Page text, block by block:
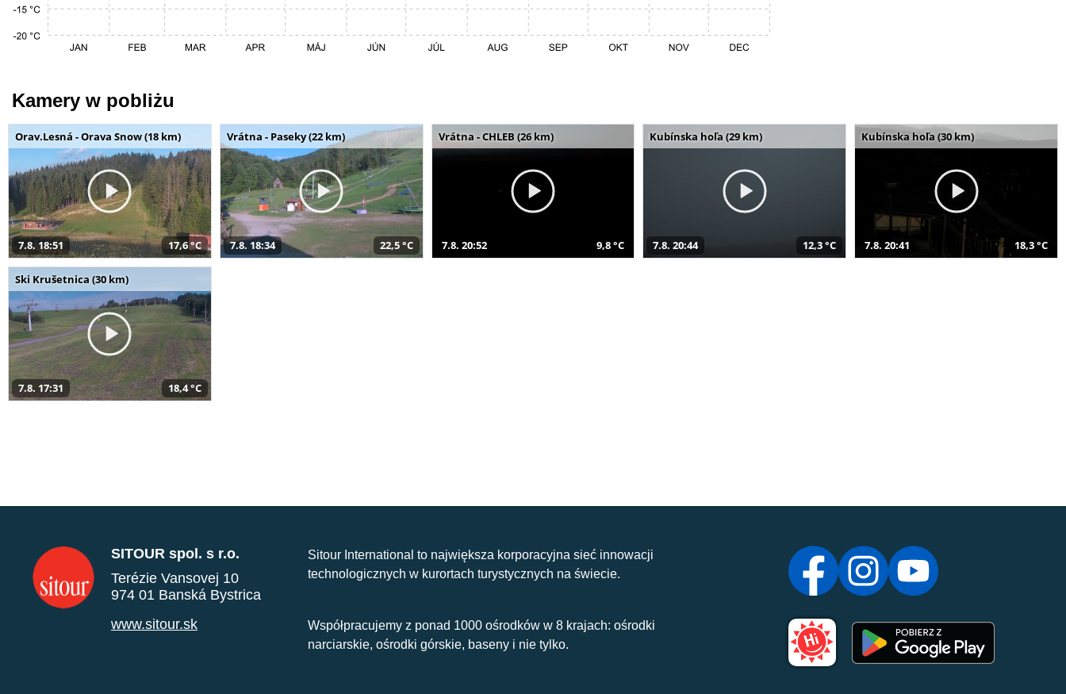
Kamery w pobliżu
Orav.Lesná - Orava Snow (18 km)
7.8. 18:51 17,6 °C
Vrátna - Paseky (22 km)
7.8. 18:34 22,5 °C
Vrátna - CHLEB (26 km)
7.8. 20:52 9,8 °C
Kubínska hoľa (29 km)
7.8. 20:44 12,3 °C
Kubínska hoľa (30 km)
7.8. 20:41 18,3 °C
Ski Krušetnica (30 km)
7.8. 17:31 18,4 °C
SITOUR spol. s r.o.
Terézie Vansovej 10
974 01 Banská Bystrica
www.sitour.sk
Sitour International to największa korporacyjna sieć innowacji
technologicznych w kurortach turystycznych na świecie.
Współpracujemy z ponad 1000 ośrodków w 8 krajach: ośrodki
narciarskie, ośrodki górskie, baseny i nie tylko.